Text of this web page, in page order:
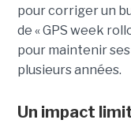
pour corriger un
de « GPS week
pour maintenir
plusieurs années.
Un impact